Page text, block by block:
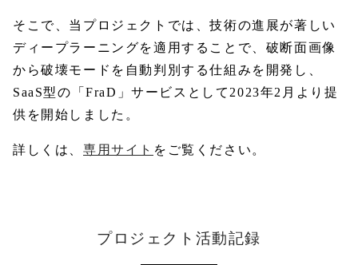
そこで、当プロジェクトでは、技術の進展が著しい
ディープラーニングを適用することで、破断面画像
から破壊モードを自動判別する仕組みを開発し、
SaaS型の「FraD」サービスとして2023年2月より提
供を開始しました。
詳しくは、 専用サイト をご覧ください。
プロジェクト活動記録